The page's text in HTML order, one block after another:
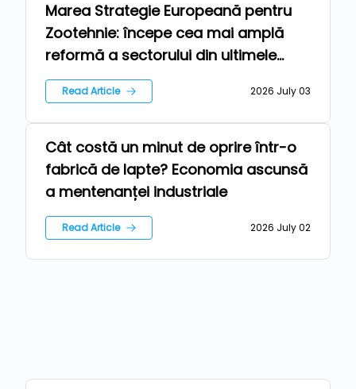
Farm
Marea Strategie Europeană pentru
Zootehnie: începe cea mai amplă
reformă a sectorului din ultimele
decenii
Read Article 2026 July 03
Farm
Cât costă un minut de oprire într-o
fabrică de lapte? Economia ascunsă
a mentenanței industriale
Read Article 2026 July 02